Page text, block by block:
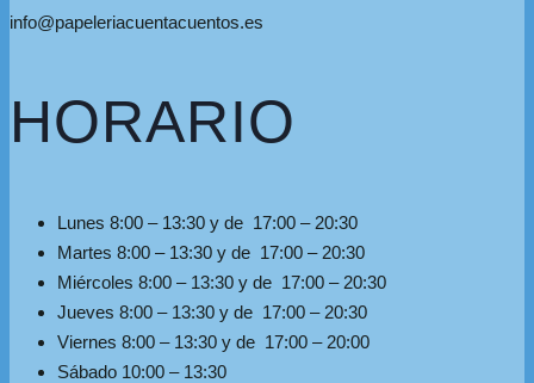
info@papeleriacuentacuentos.es
HORARIO
Lunes 8:00 – 13:30 y de 17:00 – 20:30
Martes 8:00 – 13:30 y de 17:00 – 20:30
Miércoles 8:00 – 13:30 y de 17:00 – 20:30
Jueves 8:00 – 13:30 y de 17:00 – 20:30
Viernes 8:00 – 13:30 y de 17:00 – 20:00
Sábado 10:00 – 13:30